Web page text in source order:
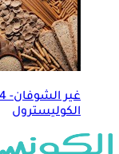
الكوليسترول